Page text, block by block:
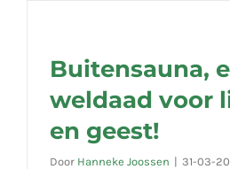
Buitensauna,
weldaad voor
en geest!
Door Hanneke Joossen | 31-03-